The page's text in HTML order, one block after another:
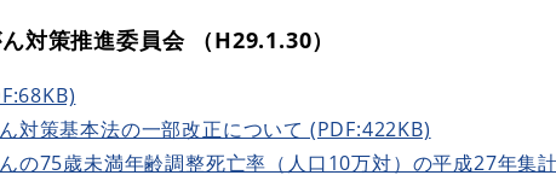
対策推進委員会 （H29.1.30）
対策基本法の一部改正について (PDF:422KB)
の75歳未満年齢調整死亡率（人口10万対）の平成27年集